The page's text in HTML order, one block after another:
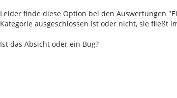
Leider finde diese Option bei den Auswertungen
Kategorie ausgeschlossen ist oder nicht, sie fließt
Ist das Absicht oder ein Bug?